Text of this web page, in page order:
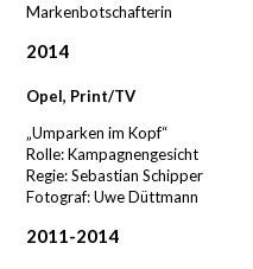
Markenbotschafterin
2014
Opel, Print/TV
„Umparken im Kopf“
Rolle: Kampagnengesicht
Regie: Sebastian Schipper
Fotograf: Uwe Düttmann
2011-2014